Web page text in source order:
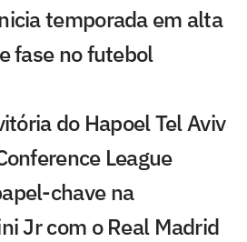
temporada em alta
fase no futebol
do Hapoel Tel Aviv
League
chave na
Jr com o Real Madrid